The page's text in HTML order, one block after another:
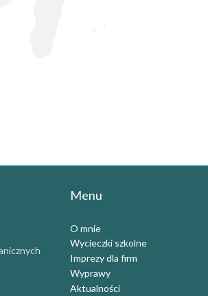
Menu
O mnie
Wycieczki szkolne
Imprezy dla firm
Wyprawy
Aktualności